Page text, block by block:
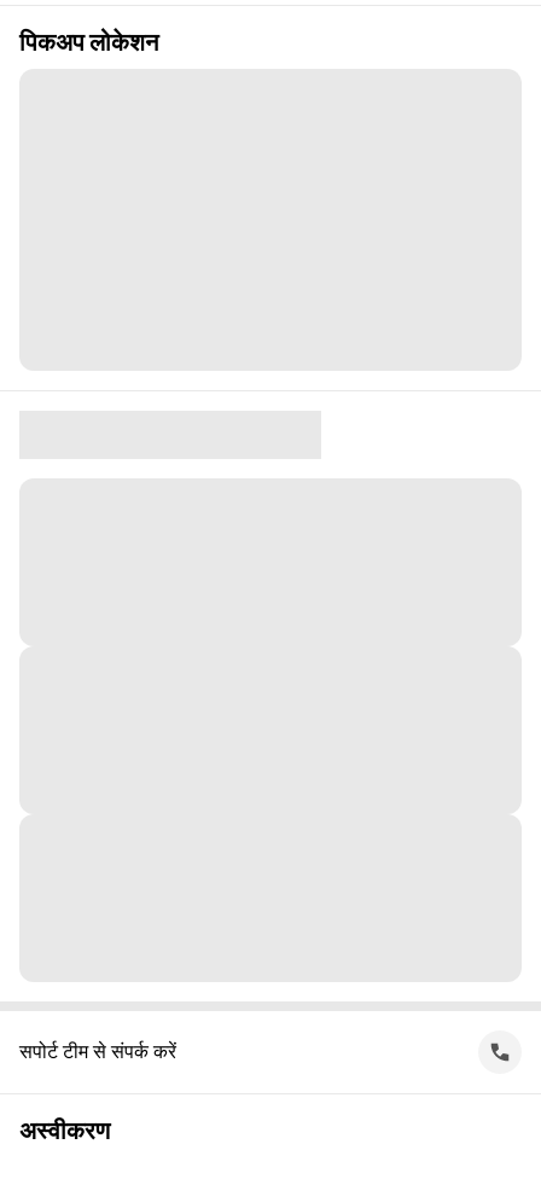
पिकअप लोकेशन
सपोर्ट टीम से संपर्क करें
अस्वीकरण